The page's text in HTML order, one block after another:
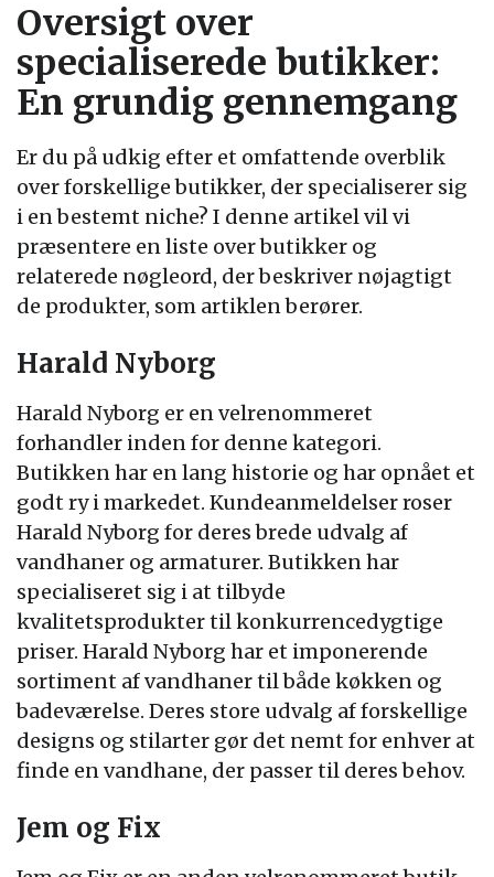
Oversigt over
specialiserede butikker:
En grundig gennemgang
Er du på udkig efter et omfattende overblik
over forskellige butikker, der specialiserer sig
i en bestemt niche? I denne artikel vil vi
præsentere en liste over butikker og
relaterede nøgleord, der beskriver nøjagtigt
de produkter, som artiklen berører.
Harald Nyborg
Harald Nyborg er en velrenommeret
forhandler inden for denne kategori.
Butikken har en lang historie og har opnået et
godt ry i markedet. Kundeanmeldelser roser
Harald Nyborg for deres brede udvalg af
vandhaner og armaturer. Butikken har
specialiseret sig i at tilbyde
kvalitetsprodukter til konkurrencedygtige
priser. Harald Nyborg har et imponerende
sortiment af vandhaner til både køkken og
badeværelse. Deres store udvalg af forskellige
designs og stilarter gør det nemt for enhver at
finde en vandhane, der passer til deres behov.
Jem og Fix